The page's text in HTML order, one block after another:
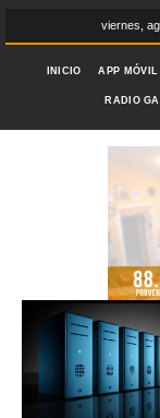
viernes,
INICIO APP MÓVIL
RADIO